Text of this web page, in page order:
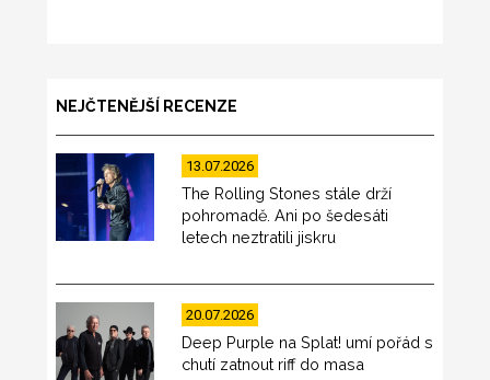
NEJČTENĚJŠÍ RECENZE
13.07.2026
The Rolling Stones stále drží
pohromadě. Ani po šedesáti
letech neztratili jiskru
20.07.2026
Deep Purple na Splat! umí pořád s
chutí zatnout riff do masa